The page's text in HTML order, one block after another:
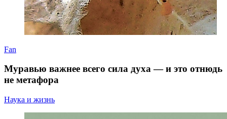
Fan
Муравью важнее всего сила духа — и это отнюдь
не метафора
Наука и жизнь